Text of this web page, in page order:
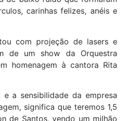
carinhas felizes, anéis e
com projeção de lasers e
de um show da Orquestra
homenagem à cantora Rita
e a sensibilidade da empresa
significa que teremos 1,5
de Santos, vendo um milhão